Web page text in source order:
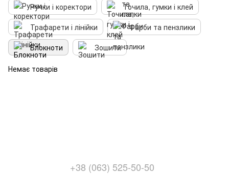
Ручки і коректори
Точила, гумки і клей
Трафарети і лінійки
Фарби та пензлики
Блокноти
Зошити
Немає товарів
+38 (063) 525-50-50